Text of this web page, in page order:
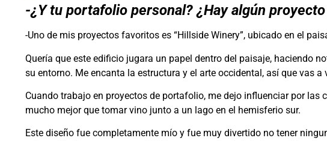
-¿Y tu portafolio personal? ¿Hay algún
-Uno de mis proyectos favoritos es “Hillside Winery”, ubicado en el
Quería que este edificio jugara un papel dentro del paisaje, haciendo
su entorno. Me encanta la estructura y el arte occidental, así que vas
Cuando trabajo en proyectos de portafolio, me dejo influenciar por
mucho mejor que tomar vino junto a un lago en el hemisferio sur.
Este diseño fue completamente mío y fue muy divertido no tener